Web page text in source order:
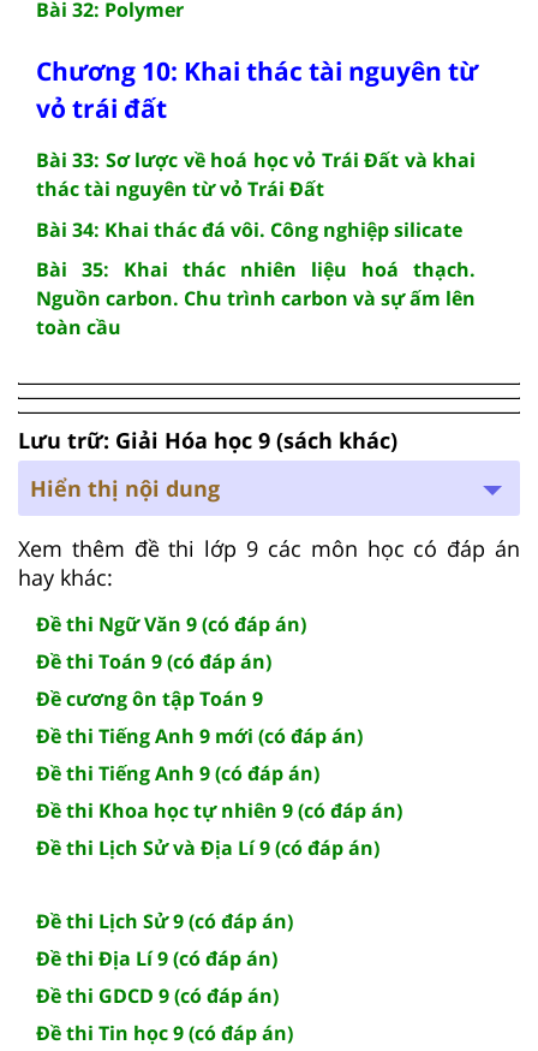
Bài 32: Polymer
Chương 10: Khai thác tài nguyên từ
vỏ trái đất
Bài 33: Sơ lược về hoá học vỏ Trái Đất và khai
thác tài nguyên từ vỏ Trái Đất
Bài 34: Khai thác đá vôi. Công nghiệp silicate
Bài 35: Khai thác nhiên liệu hoá thạch.
Nguồn carbon. Chu trình carbon và sự ấm lên
toàn cầu
Lưu trữ: Giải Hóa học 9 (sách khác)
Hiển thị nội dung
Xem thêm đề thi lớp 9 các môn học có đáp án
hay khác:
Đề thi Ngữ Văn 9 (có đáp án)
Đề thi Toán 9 (có đáp án)
Đề cương ôn tập Toán 9
Đề thi Tiếng Anh 9 mới (có đáp án)
Đề thi Tiếng Anh 9 (có đáp án)
Đề thi Khoa học tự nhiên 9 (có đáp án)
Đề thi Lịch Sử và Địa Lí 9 (có đáp án)
Đề thi Lịch Sử 9 (có đáp án)
Đề thi Địa Lí 9 (có đáp án)
Đề thi GDCD 9 (có đáp án)
Đề thi Tin học 9 (có đáp án)